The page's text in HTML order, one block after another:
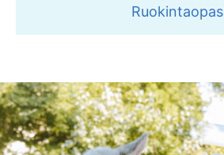
Ruokintaopas